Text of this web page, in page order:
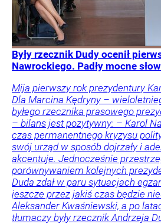
Były rzecznik Dudy ocenił
Nawrockiego. Padły mocne
Mija pierwszy rok prezydentury
Dla Marcina Kędryny –
byłego rzecznika prasowego
– bilans jest pozytywny: – Karol
czas permanentnego kryzysu
swój urząd w sposób dojrzały i
akcentuje. Jednocześnie
porównywaniem kolejnych
Duda zdał w paru sytuacjach
jeszcze przez jakiś czas będzie
Aleksander Kwaśniewski, a po
tłumaczy były rzecznik Andrzeja